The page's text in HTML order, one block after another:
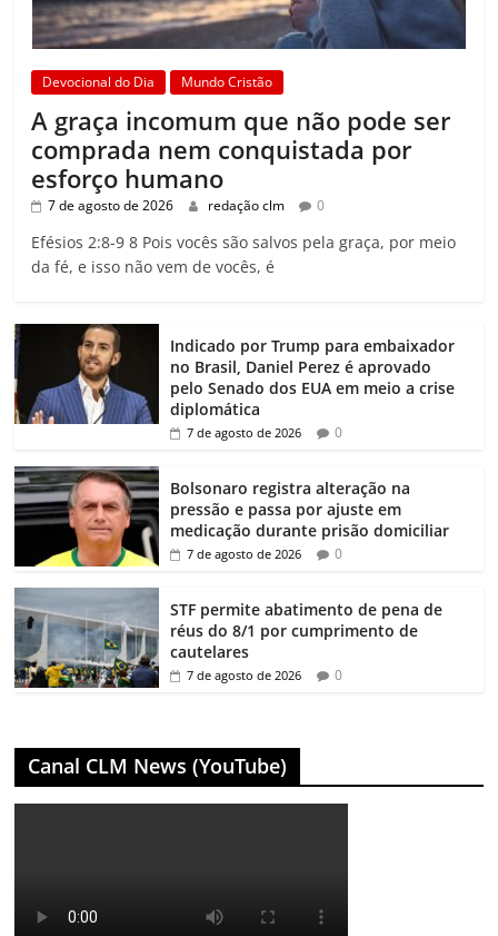
Devocional do Dia Mundo Cristão
A graça incomum que não pode ser
comprada nem conquistada por
esforço humano
7 de agosto de 2026 redação clm 0
Efésios 2:8-9 8 Pois vocês são salvos pela graça, por meio
da fé, e isso não vem de vocês, é
Indicado por Trump para embaixador
no Brasil, Daniel Perez é aprovado
pelo Senado dos EUA em meio a crise
diplomática
7 de agosto de 2026 0
Bolsonaro registra alteração na
pressão e passa por ajuste em
medicação durante prisão domiciliar
7 de agosto de 2026 0
STF permite abatimento de pena de
réus do 8/1 por cumprimento de
cautelares
7 de agosto de 2026 0
Canal CLM News (YouTube)